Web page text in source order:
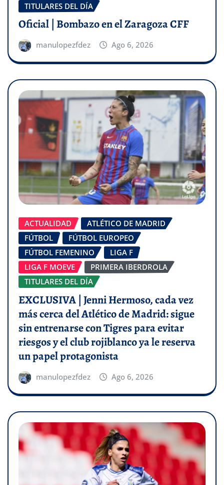
TITULARES DEL DÍA
Oficial | Bombazo en el Zaragoza CFF
manulopezfdez Ago 6, 2026
ACTUALIDAD
ATLÉTICO DE MADRID
FÚTBOL
FÚTBOL EUROPEO
FÚTBOL FEMENINO
LIGA F
LIGA F MOEVE
PRIMERA IBERDROLA
TITULARES DEL DÍA
EXCLUSIVA | Jenni Hermoso, cada vez
más cerca del Atlético de Madrid: sigue
sin entrenarse con Tigres para evitar
riesgos y el club rojiblanco ya le reserva
un papel protagonista
manulopezfdez Ago 6, 2026